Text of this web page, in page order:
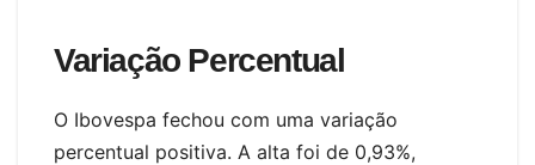
Variação Percentual
O Ibovespa fechou com uma variação
percentual positiva. A alta foi de 0,93%,